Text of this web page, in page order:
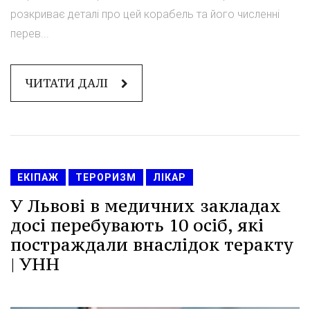
розкриває деталі про цей корабель та його численні
перев...
ЧИТАТИ ДАЛІ
ЕКІПАЖ ТЕРОРИЗМ ЛІКАР
У Львові в медичних закладах
досі перебувають 10 осіб, які
постраждали внаслідок теракту
| УНН